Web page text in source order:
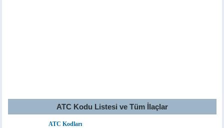
ATC Kodu Listesi ve Tüm İlaçlar
ATC Kodları